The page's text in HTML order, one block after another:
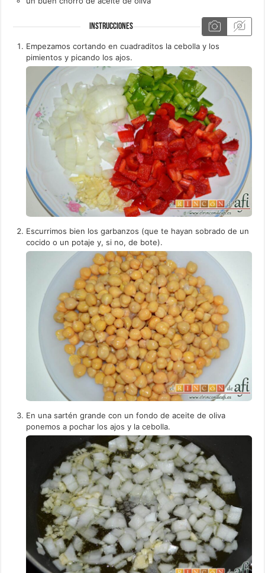
INSTRUCCIONES
Empezamos cortando en cuadraditos la cebolla y los
pimientos y picando los ajos.
Escurrimos bien los garbanzos (que te hayan sobrado de un
cocido o un potaje y, si no, de bote).
En una sartén grande con un fondo de aceite de oliva
ponemos a pochar los ajos y la cebolla.